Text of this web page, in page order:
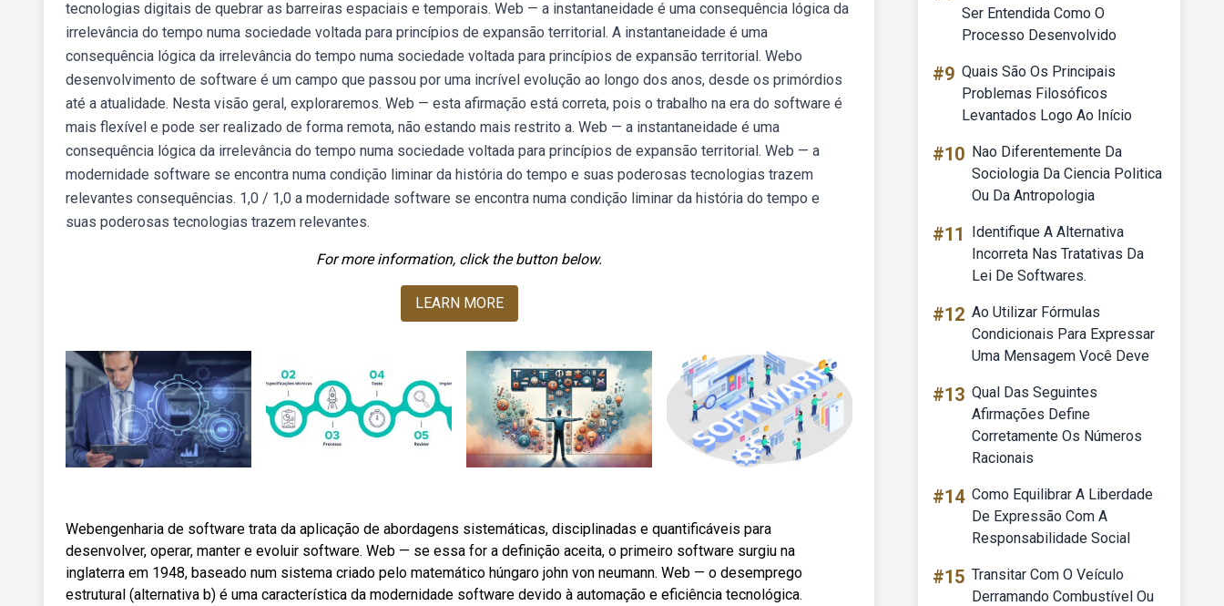
tecnologias digitais de quebrar as barreiras espaciais e temporais. Web — a instantaneidade é uma consequência lógica da
irrelevância do tempo numa sociedade voltada para princípios de expansão territorial. A instantaneidade é uma
consequência lógica da irrelevância do tempo numa sociedade voltada para princípios de expansão territorial. Webo
desenvolvimento de software é um campo que passou por uma incrível evolução ao longo dos anos, desde os primórdios
até a atualidade. Nesta visão geral, exploraremos. Web — esta afirmação está correta, pois o trabalho na era do software é
mais flexível e pode ser realizado de forma remota, não estando mais restrito a. Web — a instantaneidade é uma
consequência lógica da irrelevância do tempo numa sociedade voltada para princípios de expansão territorial. Web — a
modernidade software se encontra numa condição liminar da história do tempo e suas poderosas tecnologias trazem
relevantes consequências. 1,0 / 1,0 a modernidade software se encontra numa condição liminar da história do tempo e
suas poderosas tecnologias trazem relevantes.
For more information, click the button below.
LEARN MORE
Webengenharia de software trata da aplicação de abordagens sistemáticas, disciplinadas e quantificáveis para
desenvolver, operar, manter e evoluir software. Web — se essa for a definição aceita, o primeiro software surgiu na
inglaterra em 1948, baseado num sistema criado pelo matemático húngaro john von neumann. Web — o desemprego
estrutural (alternativa b) é uma característica da modernidade software devido à automação e eficiência tecnológica.
Ser Entendida Como O
Processo Desenvolvido
#9 Quais São Os Principais
Problemas Filosóficos
Levantados Logo Ao Início
#10 Nao Diferentemente Da
Sociologia Da Ciencia Politica
Ou Da Antropologia
#11
Identifique A Alternativa
Incorreta Nas Tratativas Da
Lei De Softwares.
#12 Ao Utilizar Fórmulas
Condicionais Para Expressar
Uma Mensagem Você Deve
#13 Qual Das Seguintes
Afirmações Define
Corretamente Os Números
Racionais
#14 Como Equilibrar A Liberdade
De Expressão Com A
Responsabilidade Social
#15 Transitar Com O Veículo
Derramando Combustível Ou